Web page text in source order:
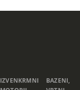
IZVENKRMNI
BAZENI,